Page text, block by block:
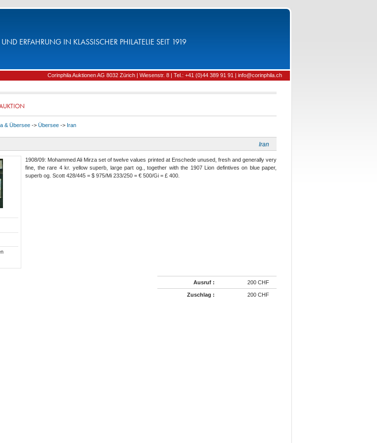
ERFAHRUNG IN KLASSISCHER PHILATELIE SEIT 1919
Corinphila Auktionen AG 8032 Zürich | Wiesenstr. 8 | Tel.: +41 (0)44 389 91 91 | info@corinphila.ch
& Übersee -> Übersee -> Iran
Iran
1908/09: Mohammed Ali Mirza set of twelve values printed at Enschede unused, fresh and generally very
fine, the rare 4 kr. yellow superb, large part og., together with the 1907 Lion defintives on blue paper,
superb og. Scott 428/445 = $ 975/Mi 233/250 = € 500/Gi = £ 400.
Ausruf : 200 CHF
Zuschlag : 200 CHF